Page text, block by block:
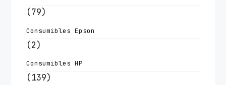
(79)
Consumibles Epson
(2)
Consumibles HP
(139)